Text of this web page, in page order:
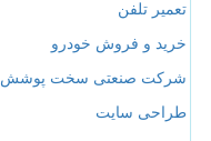
تعمیر تلفن
خرید و فروش خودرو
شرکت صنعتی سخت پوشش
طراحی سایت